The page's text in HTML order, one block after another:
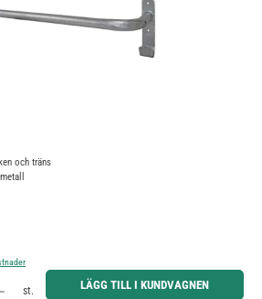
och träns
eller använd knapparna för att öka eller minska kvantiteten.
st. LÄGG TILL I KUNDVAGNEN